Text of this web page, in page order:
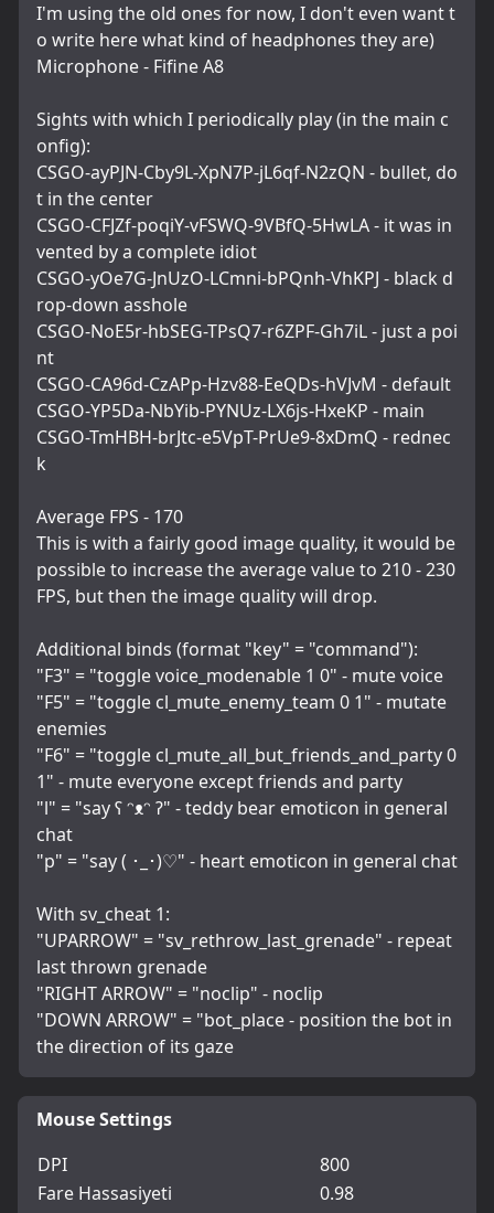
I'm using the old ones for now, I don't even want t
o write here what kind of headphones they are)
Microphone - Fifine A8
Sights with which I periodically play (in the main c
onfig):
CSGO-ayPJN-Cby9L-XpN7P-jL6qf-N2zQN - bullet, do
t in the center
CSGO-CFJZf-poqiY-vFSWQ-9VBfQ-5HwLA - it was in
vented by a complete idiot
CSGO-yOe7G-JnUzO-LCmni-bPQnh-VhKPJ - black d
rop-down asshole
CSGO-NoE5r-hbSEG-TPsQ7-r6ZPF-Gh7iL - just a poi
nt
CSGO-CA96d-CzAPp-Hzv88-EeQDs-hVJvM - default
CSGO-YP5Da-NbYib-PYNUz-LX6js-HxeKP - main
CSGO-TmHBH-brJtc-e5VpT-PrUe9-8xDmQ - rednec
k
Average FPS - 170
This is with a fairly good image quality, it would be
possible to increase the average value to 210 - 230
FPS, but then the image quality will drop.
Additional binds (format "key" = "command"):
"F3" = "toggle voice_modenable 1 0" - mute voice
"F5" = "toggle cl_mute_enemy_team 0 1" - mutate
enemies
"F6" = "toggle cl_mute_all_but_friends_and_party 0
1" - mute everyone except friends and party
"l" = "say ʕ ᵔᴥᵔ ʔ" - teddy bear emoticon in general
chat
"p" = "say ( ･_･)♡" - heart emoticon in general chat
With sv_cheat 1:
"UPARROW" = "sv_rethrow_last_grenade" - repeat
last thrown grenade
"RIGHT ARROW" = "noclip" - noclip
"DOWN ARROW" = "bot_place - position the bot in
the direction of its gaze
Mouse Settings
DPI
800
Fare Hassasiyeti
0.98